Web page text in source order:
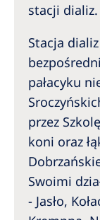
Global
stacji dializ.
Stacja
pałacyku
przez
koni oraz
Swoimi
- Jasło,